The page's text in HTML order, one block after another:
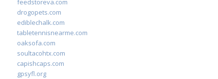
drogopets.com
ediblechalk.com
tabletennisnearme.com
oaksofa.com
soultacohtx.com
capishcaps.com
gpsyfl.org